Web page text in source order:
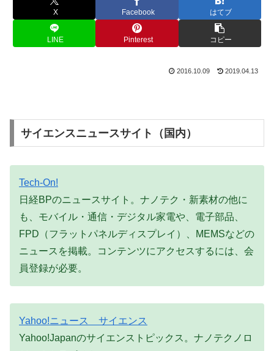
X Facebook はてブ
LINE Pinterest コピー
2016.10.09 2019.04.13
サイエンスニュースサイト（国内）
Tech-On!
日経BPのニュースサイト。ナノテク・新素材の他に
も、モバイル・通信・デジタル家電や、電子部品、
FPD（フラットパネルディスプレイ）、MEMSなどの
ニュースを掲載。コンテンツにアクセスするには、会
員登録が必要。
Yahoo!ニュース サイエンス
Yahoo!Japanのサイエンストピックス。ナノテクノロ